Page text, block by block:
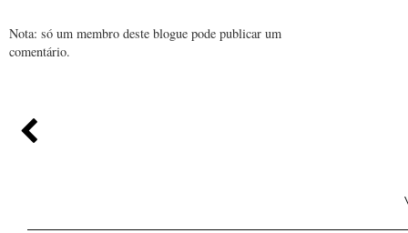
Nota: só um membro deste blogue pode publicar um
comentário.